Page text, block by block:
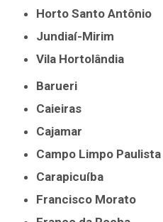
Horto Santo Antônio
Jundiaí-Mirim
Vila Hortolândia
Barueri
Caieiras
Cajamar
Campo Limpo Paulista
Carapicuíba
Francisco Morato